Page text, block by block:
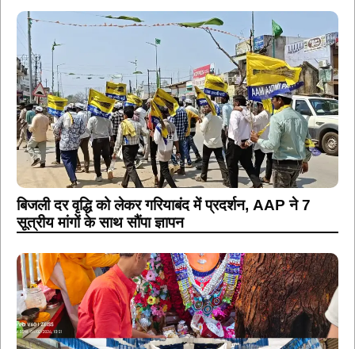
बिजली दर वृद्धि को लेकर गरियाबंद में प्रदर्शन, AAP ने 7
सूत्रीय मांगों के साथ सौंपा ज्ञापन